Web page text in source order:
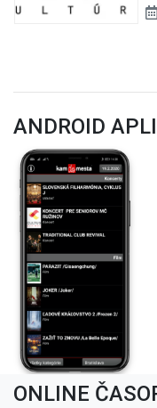
ANDROID
ONLINE